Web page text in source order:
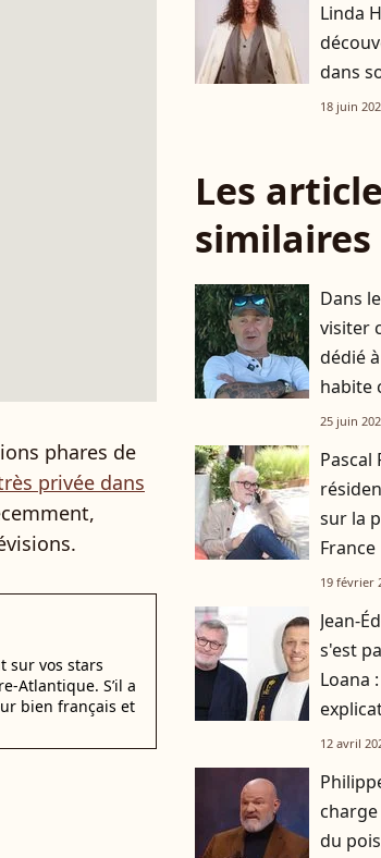
phares de
privée dans
sur vos stars
Atlantique. S’il a
bien français et
Linda
dans
18 juin
Les
similaires
Dans
visiter
dédié
habite
25 juin
Pascal
sur la
France
19 février
Jean-
s'est
Loana
12 avril
du